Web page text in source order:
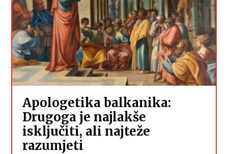
Apologetika balkanika:
Drugoga je najlakše
isključiti, ali najteže
razumjeti